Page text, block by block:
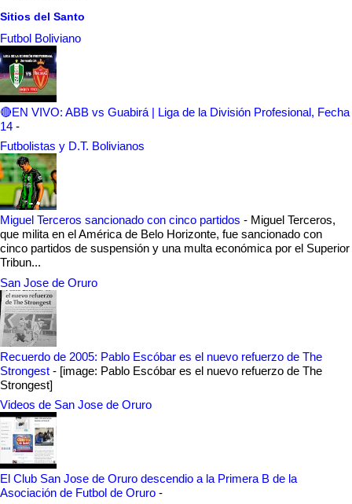
Sitios del Santo
Futbol Boliviano
🔴EN VIVO: ABB vs Guabirá | Liga de la División Profesional, Fecha
14 -
Futbolistas y D.T. Bolivianos
Miguel Terceros sancionado con cinco partidos - Miguel Terceros,
que milita en el América de Belo Horizonte, fue sancionado con
cinco partidos de suspensión y una multa económica por el Superior
Tribun...
San Jose de Oruro
Recuerdo de 2005: Pablo Escóbar es el nuevo refuerzo de The
Strongest - [image: Pablo Escóbar es el nuevo refuerzo de The
Strongest]
Videos de San Jose de Oruro
El Club San Jose de Oruro descendio a la Primera B de la
Asociación de Futbol de Oruro -